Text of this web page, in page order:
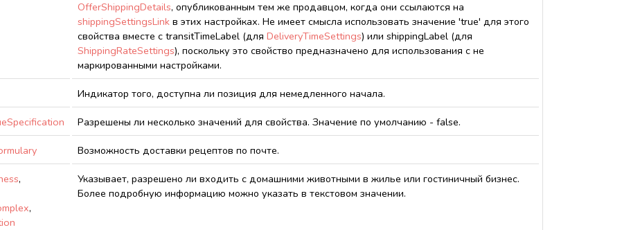
OfferShippingDetails, опубликованным тем же продавцом, когда они ссылаются на
shippingSettingsLink в этих настройках. Не имеет смысла использовать значение 'true' для этого
свойства вместе с transitTimeLabel (для DeliveryTimeSettings) или shippingLabel (для
ShippingRateSettings), поскольку это свойство предназначено для использования с не
маркированными настройками.
Индикатор того, доступна ли позиция для немедленного начала.
Разрешены ли несколько значений для свойства. Значение по умолчанию - false.
Возможность доставки рецептов по почте.
,
,
Указывает, разрешено ли входить с домашними животными в жилье или гостиничный бизнес.
Более подробную информацию можно указать в текстовом значении.